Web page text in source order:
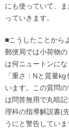
にも使っていて、
っていきます。
■こうしたことから
郵便局では小荷物
は何ニュートンに
「重さ：Nと質量
います。この質問
は問答無用で丸暗
理科の指導解説書(
うにと警告してい